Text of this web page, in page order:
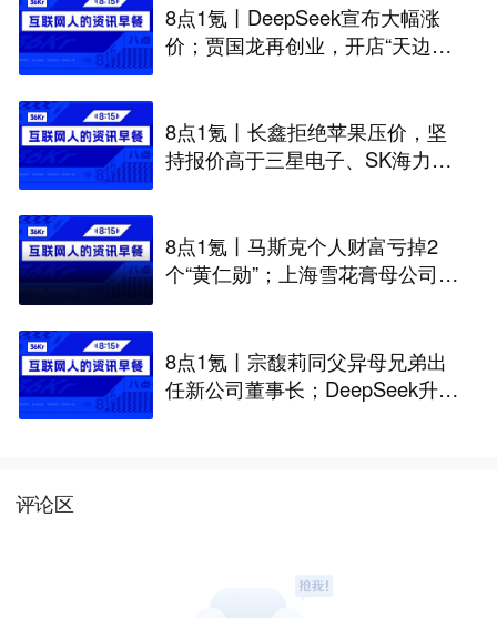
8点1氪丨DeepSeek宣布大幅涨
价；贾国龙再创业，开店“天边羊
8点1氪丨长鑫拒绝苹果压价，坚
持报价高于三星电子、SK海力
状态”
8点1氪丨马斯克个人财富亏掉2
个“黄仁勋”；上海雪花膏母公司破
8点1氪丨宗馥莉同父异母兄弟出
任新公司董事长；DeepSeek升至
评论区